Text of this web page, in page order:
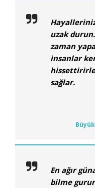
uzak
zaman
insanlar
sağlar.
En ağır
bilme